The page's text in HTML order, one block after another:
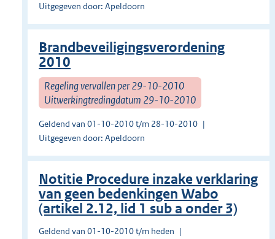
Uitgegeven door: Apeldoorn
Brandbeveiligingsverordening
2010
Regeling vervallen per 29-10-2010
Uitwerkingtredingdatum 29-10-2010
Geldend van 01-10-2010 t/m 28-10-2010
Uitgegeven door: Apeldoorn
Notitie Procedure inzake verklaring
van geen bedenkingen Wabo
(artikel 2.12, lid 1 sub a onder 3)
Geldend van 01-10-2010 t/m heden